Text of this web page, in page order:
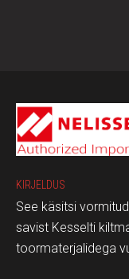
KIRJELDUS
See käsitsi
savist Kesselti
toormaterjalidega